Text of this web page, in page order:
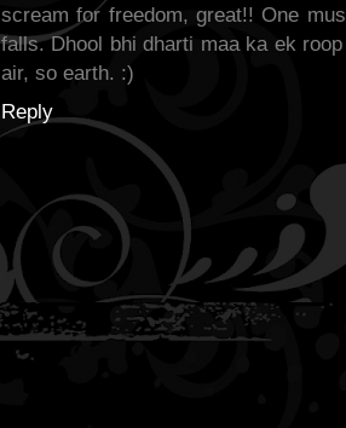
scream for freedom, great!! One
falls. Dhool bhi dharti maa ka ek
air, so earth. :)
Reply